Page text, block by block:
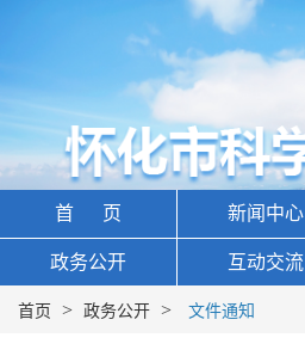
首 页 新闻中心
政务公开 互动交流
首页 > 政务公开 > 文件通知